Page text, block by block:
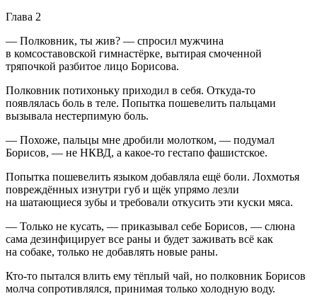
Глава 2
— Полковник, ты жив? — спросил мужчина
в комсоставовской гимнастёрке, вытирая смоченной
тряпочкой разбитое лицо Борисова.
Полковник потихоньку приходил в себя. Откуда-то
появлялась боль в теле. Попытка пошевелить пальцами
вызывала нестерпимую боль.
— Похоже, пальцы мне дробили молотком, — подумал
Борисов, — не НКВД, а какое-то гестапо фашистское.
Попытка пошевелить языком добавляла ещё боли. Лохмотья
повреждённых изнутри губ и щёк упрямо лезли
на шатающиеся зубы и требовали откусить эти куски мяса.
— Только не кусать, — приказывал себе Борисов, — слюна
сама дезинфицирует все раны и будет заживать всё как
на собаке, только не добавлять новые раны.
Кто-то пытался влить ему тёплый чай, но полковник Борисов
молча сопротивлялся, принимая только холодную воду.